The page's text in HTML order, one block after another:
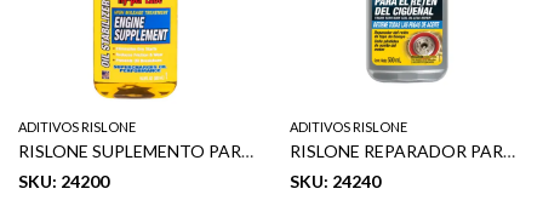
ADITIVOS RISLONE
RISLONE SUPLEMENTO PARA EL TRATAMIENTO DEL MOTOR DE ALTO KILOMETRAJE 500ML
SKU: 24200
ADITIVOS RISLONE
RISLONE REPARADOR PARA EL RETEN DEL CIGUENAL 16.9 OZ
SKU: 24240